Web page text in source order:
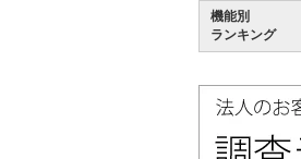
機能別
ランキング